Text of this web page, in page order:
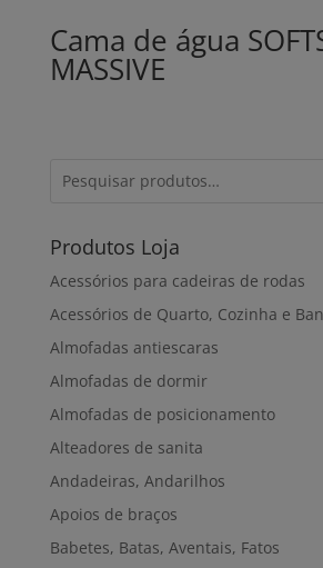
Cama de água
MASSIVE
Produtos Loja
Acessórios para cadeiras de rodas
Acessórios de Quarto, Cozinha e
Almofadas antiescaras
Almofadas de dormir
Almofadas de posicionamento
Alteadores de sanita
Andadeiras, Andarilhos
Apoios de braços
Babetes, Batas, Aventais, Fatos